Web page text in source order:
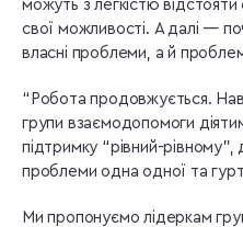
можуть з легкістю
свої можливості. А далі —
власні проблеми, а й
“Робота продовжується.
групи взаємодопомоги
підтримку “рівний-
проблеми одна одної та
Ми пропонуємо лідеркам